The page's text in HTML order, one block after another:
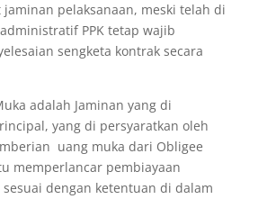
pelaksanaan, meski telah di
PPK tetap wajib
sengketa kontrak secara
adalah Jaminan yang di
yang di persyaratkan oleh
uang muka dari Obligee
memperlancar pembiayaan
dengan ketentuan di dalam